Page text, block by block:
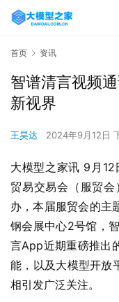
首页 资讯
智谱清言视频
新视界
王昊达 2024年9月12日
大模型之家讯 9月
贸易交易会（服贸
办，本届服贸会的主
钢会展中心2号馆，
言App近期重磅推出
能，以及大模型开放
相引发广泛关注。